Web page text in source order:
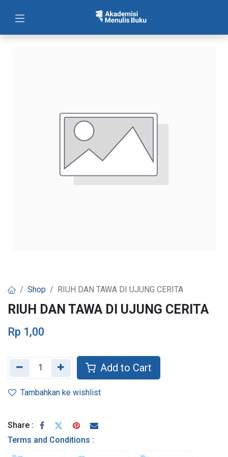
Shop RIUH DAN TAWA DI UJUNG CERITA
RIUH DAN TAWA DI UJUNG CERITA
Rp 1,00
Add to Cart
Tambahkan ke wishlist
Share :
Terms and Conditions :